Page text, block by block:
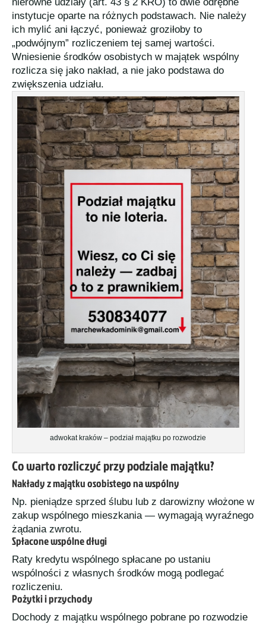
instytucje oparte na różnych podstawach. Nie należy
ich mylić ani łączyć, ponieważ groziłoby to
„podwójnym” rozliczeniem tej samej wartości.
Wniesienie środków osobistych w majątek wspólny
rozlicza się jako nakład, a nie jako podstawa do
zwiększenia udziału.
adwokat kraków – podział majątku po rozwodzie
Co warto rozliczyć przy podziale majątku?
Nakłady z majątku osobistego na wspólny
Np. pieniądze sprzed ślubu lub z darowizny włożone w
zakup wspólnego mieszkania — wymagają wyraźnego
żądania zwrotu.
Spłacone wspólne długi
Raty kredytu wspólnego spłacane po ustaniu
wspólności z własnych środków mogą podlegać
rozliczeniu.
Pożytki i przychody
Dochody z majątku wspólnego pobrane po rozwodzie